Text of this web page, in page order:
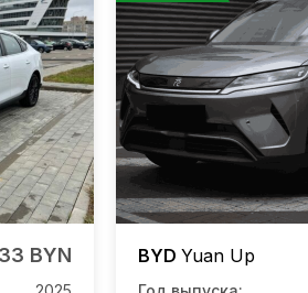
BYN BYD Yuan Up